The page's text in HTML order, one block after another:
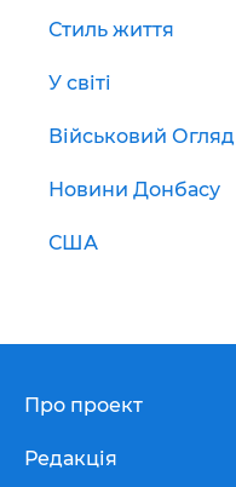
Стиль життя
У світі
Військовий Огляд
Новини Донбасу
США
Про проект
Редакція